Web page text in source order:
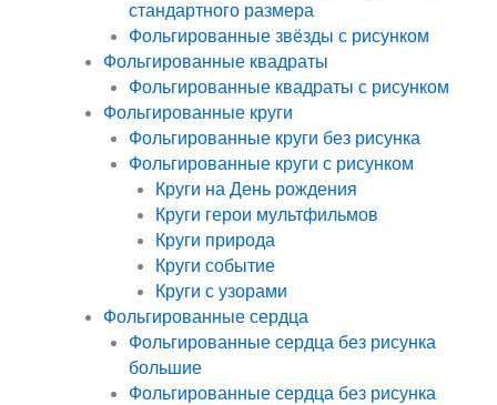
стандартного размера
Фольгированные звёзды с рисунком
Фольгированные квадраты
Фольгированные квадраты с рисунком
Фольгированные круги
Фольгированные круги без рисунка
Фольгированные круги с рисунком
Круги на День рождения
Круги герои мультфильмов
Круги природа
Круги событие
Круги с узорами
Фольгированные сердца
Фольгированные сердца без рисунка
большие
Фольгированные сердца без рисунка